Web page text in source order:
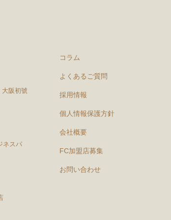
大阪初號
ネスパ
コラム
よくあるご質問
採用情報
個人情報保護方針
会社概要
FC加盟店募集
お問い合わせ